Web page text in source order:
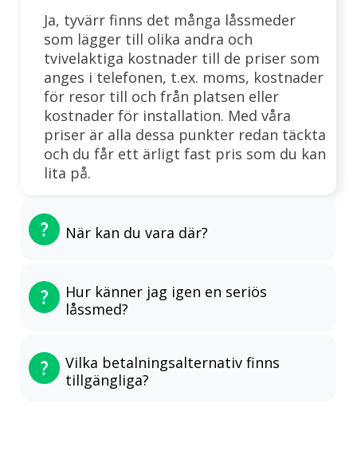
Ja, tyvärr finns det många låssmeder
som lägger till olika andra och
tvivelaktiga kostnader till de priser som
anges i telefonen, t.ex. moms, kostnader
för resor till och från platsen eller
kostnader för installation. Med våra
priser är alla dessa punkter redan täckta
och du får ett ärligt fast pris som du kan
lita på.
När kan du vara där?
Hur känner jag igen en seriös
låssmed?
Vilka betalningsalternativ finns
tillgängliga?